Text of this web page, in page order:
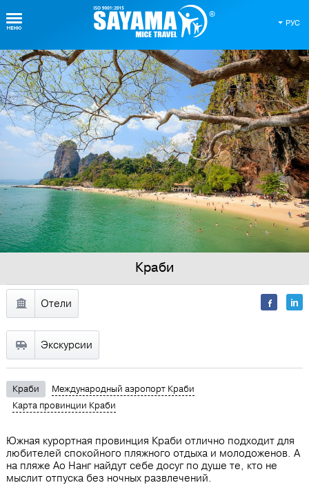
РУС
Виртуальная карта Таиланда
Регионы Отели Экскурсии
Краби
Отели
Экскурсии
Краби
Международный аэропорт Краби
Карта провинции Краби
Южная курортная провинция Краби отлично подходит для
любителей спокойного пляжного отдыха и молодоженов. А
на пляже Ао Нанг найдут себе досуг по душе те, кто не
мыслит отпуска без ночных развлечений.